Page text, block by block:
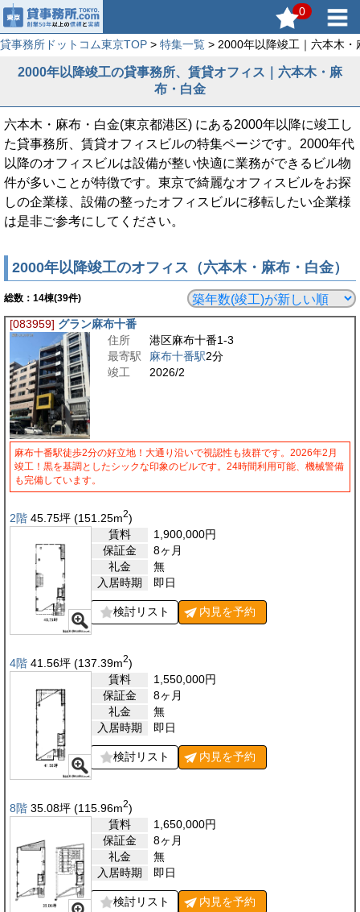
0
貸事務所ドットコム東京TOP > 特集一覧 > 2000年以降竣工｜六本木・
2000年以降竣工の貸事務所、賃貸オフィス｜六本木・麻
布・白金
六本木・麻布・白金(東京都港区) にある2000年以降に竣工し
た貸事務所、賃貸オフィスビルの特集ページです。2000年代
以降のオフィスビルは設備が整い快適に業務ができるビル物
件が多いことが特徴です。東京で綺麗なオフィスビルをお探
しの企業様、設備の整ったオフィスビルに移転したい企業様
は是非ご参考にしてください。
2000年以降竣工のオフィス（六本木・麻布・白金）
総数： 14棟(39件)
[083959] グラン麻布十番
住所
港区麻布十番1-3
最寄駅
麻布十番駅2分
竣工
2026/2
麻布十番駅徒歩2分の好立地！大通り沿いで視認性も抜群です。2026年2月
竣工！黒を基調としたシックな印象のビルです。24時間利用可能、機械警備
も完備しています。
2階 45.75坪 (151.25m2)
賃料
1,900,000円
保証金
8ヶ月
礼金
無
入居時期
即日
検討リスト 内見を予約
4階 41.56坪 (137.39m2)
賃料
1,550,000円
保証金
8ヶ月
礼金
無
入居時期
即日
検討リスト 内見を予約
8階 35.08坪 (115.96m2)
賃料
1,650,000円
保証金
8ヶ月
礼金
無
入居時期
即日
検討リスト 内見を予約